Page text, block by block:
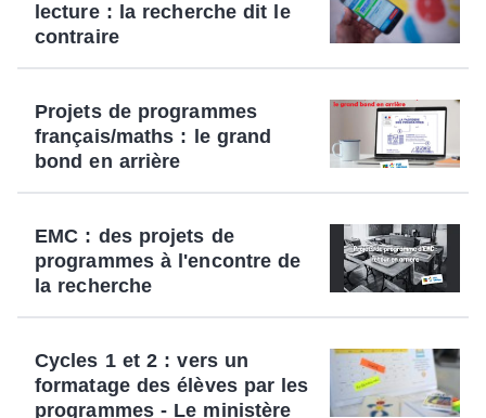
lecture : la recherche dit le
contraire
Projets de programmes
français/maths : le grand
bond en arrière
EMC : des projets de
programmes à l'encontre de
la recherche
Cycles 1 et 2 : vers un
formatage des élèves par les
programmes - Le ministère